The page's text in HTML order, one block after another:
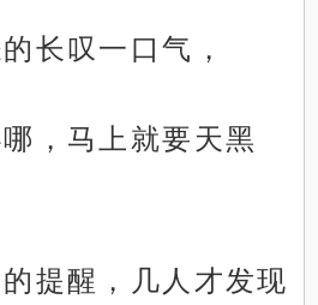
长叹一口气，
，马上就要天黑
提醒，几人才发现